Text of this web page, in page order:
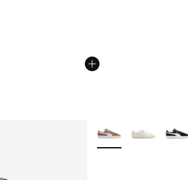
Weitere Farben